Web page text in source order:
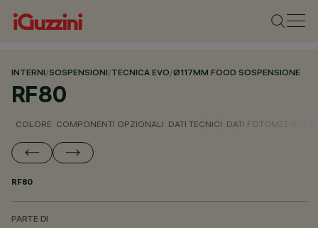
INTERNI/SOSPENSIONI/TECNICA EVO/Ø117MM FOOD SOSPENSIONE
RF80
COLORE COMPONENTI OPZIONALI DATI TECNICI DATI FOTOMETRICI
RF80
PARTE DI